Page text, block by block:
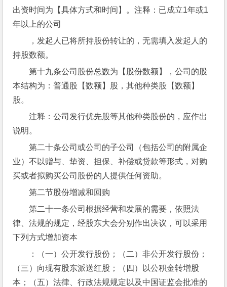
出资时间为【具体方式和时间】。注释：已成立1年或1
年以上的公司
，发起人已将所持股份转让的，无需填入发起人的
持股数额。
第十九条公司股份总数为【股份数额】，公司的股
本结构为：普通股【数额】股，其他种类股【数额】
股。
注释：公司发行优先股等其他种类股份的，应作出
说明。
第二十条公司或公司的子公司（包括公司的附属企
业）不以赠与、垫资、担保、补偿或贷款等形式，对购
买或者拟购买公司股份的人提供任何资助。
第二节股份增减和回购
第二十一条公司根据经营和发展的需要，依照法
律、法规的规定，经股东大会分别作出决议，可以采用
下列方式增加资本
：（一）公开发行股份；（二）非公开发行股份；
（三）向现有股东派送红股；（四）以公积金转增股
本；（五）法律、行政法规规定以及中国证监会批准的